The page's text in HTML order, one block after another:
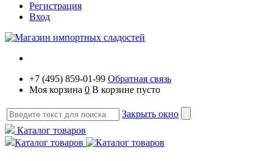
Регистрация
Вход
+7 (495) 859-01-99 Обратная связь
Моя корзина 0 В корзине пусто
Закрыть окно
Каталог товаров
Каталог товаров